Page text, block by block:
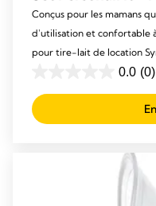
Conçus pour les mamans
d'utilisation et confortable à
pour tire-lait de location
d'exprimer davantage de
0.0 (0)
out
of